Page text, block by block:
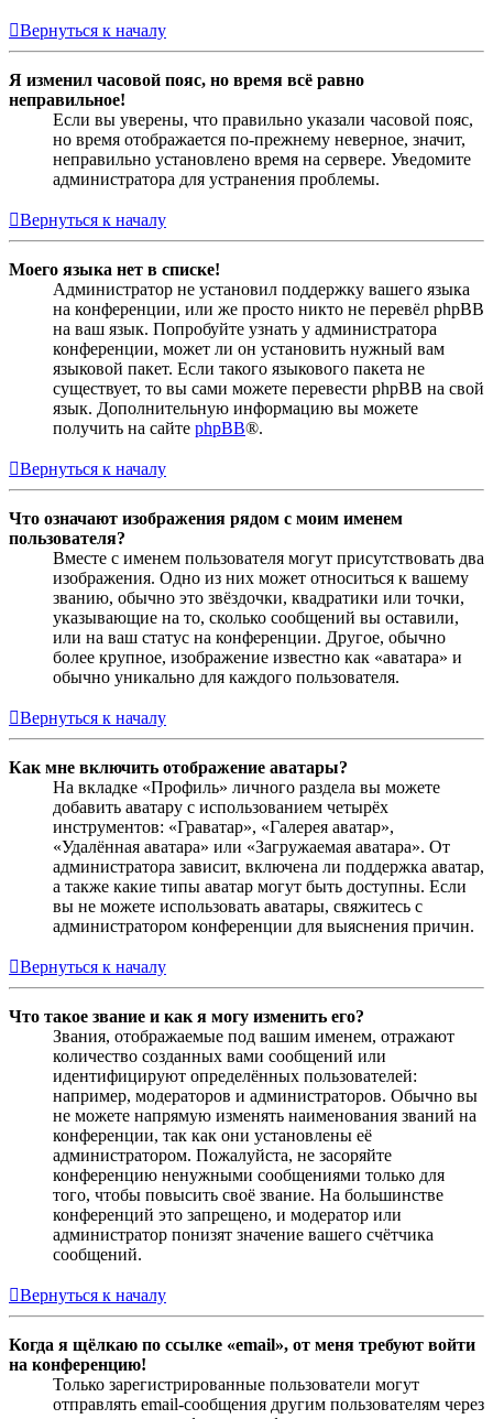
Вернуться к началу
Я изменил часовой пояс, но время всё равно
неправильное!
Если вы уверены, что правильно указали часовой пояс,
но время отображается по-прежнему неверное, значит,
неправильно установлено время на сервере. Уведомите
администратора для устранения проблемы.
Вернуться к началу
Моего языка нет в списке!
Администратор не установил поддержку вашего языка
на конференции, или же просто никто не перевёл phpBB
на ваш язык. Попробуйте узнать у администратора
конференции, может ли он установить нужный вам
языковой пакет. Если такого языкового пакета не
существует, то вы сами можете перевести phpBB на свой
язык. Дополнительную информацию вы можете
получить на сайте phpBB®.
Вернуться к началу
Что означают изображения рядом с моим именем
пользователя?
Вместе с именем пользователя могут присутствовать два
изображения. Одно из них может относиться к вашему
званию, обычно это звёздочки, квадратики или точки,
указывающие на то, сколько сообщений вы оставили,
или на ваш статус на конференции. Другое, обычно
более крупное, изображение известно как «аватара» и
обычно уникально для каждого пользователя.
Вернуться к началу
Как мне включить отображение аватары?
На вкладке «Профиль» личного раздела вы можете
добавить аватару с использованием четырёх
инструментов: «Граватар», «Галерея аватар»,
«Удалённая аватара» или «Загружаемая аватара». От
администратора зависит, включена ли поддержка аватар,
а также какие типы аватар могут быть доступны. Если
вы не можете использовать аватары, свяжитесь с
администратором конференции для выяснения причин.
Вернуться к началу
Что такое звание и как я могу изменить его?
Звания, отображаемые под вашим именем, отражают
количество созданных вами сообщений или
идентифицируют определённых пользователей:
например, модераторов и администраторов. Обычно вы
не можете напрямую изменять наименования званий на
конференции, так как они установлены её
администратором. Пожалуйста, не засоряйте
конференцию ненужными сообщениями только для
того, чтобы повысить своё звание. На большинстве
конференций это запрещено, и модератор или
администратор понизят значение вашего счётчика
сообщений.
Вернуться к началу
Когда я щёлкаю по ссылке «email», от меня требуют войти
на конференцию!
Только зарегистрированные пользователи могут
отправлять email-сообщения другим пользователям через